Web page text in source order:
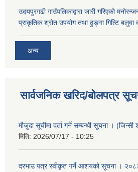
उदयपुरगढी गाउँपलिकाद्वारा जारी गरिएको
प्राकृतिक श्रोत उपयोग तथा ढुङ्गा गित्टि बलुवा
अन्य
सार्वजनिक खरिद/बोलपत्र
मौजुदा सूचीमा दर्ता गर्ने सम्बन्धी सूचना ।
मिति: 2026/07/17 - 10:25
दरभाउ पत्र स्वीकृत गर्ने आशयको सूचना ।